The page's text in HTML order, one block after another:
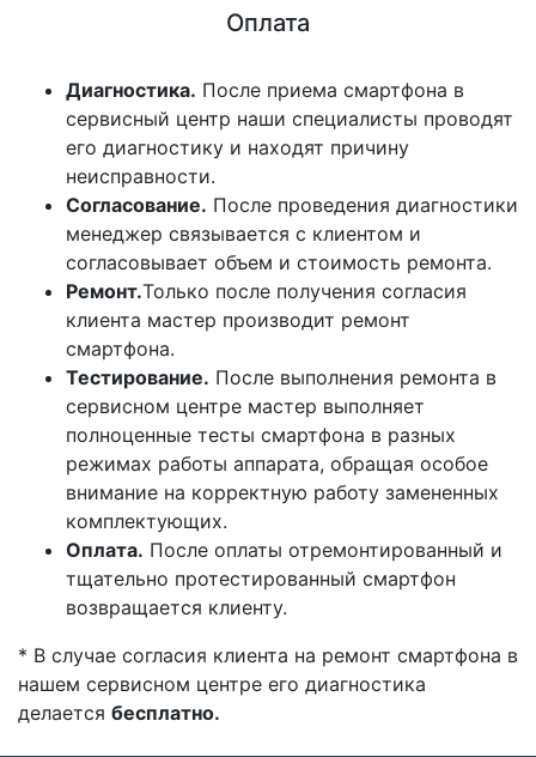
Оплата
Диагностика. После приема смартфона в
сервисный центр наши специалисты проводят
его диагностику и находят причину
неисправности.
Согласование. После проведения диагностики
менеджер связывается с клиентом и
согласовывает объем и стоимость ремонта.
Ремонт.Только после получения согласия
клиента мастер производит ремонт
смартфона.
Тестирование. После выполнения ремонта в
сервисном центре мастер выполняет
полноценные тесты смартфона в разных
режимах работы аппарата, обращая особое
внимание на корректную работу замененных
комплектующих.
Оплата. После оплаты отремонтированный и
тщательно протестированный смартфон
возвращается клиенту.
* В случае согласия клиента на ремонт смартфона в
нашем сервисном центре его диагностика
делается бесплатно.